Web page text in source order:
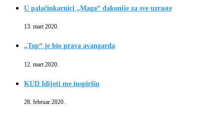
U palačinkarnici „Maga“ đakonije za sve uzraste
13. mart 2020.
„Top“ je bio prava avangarda
12. mart 2020.
KUD Idijoti me inspirišu
28. februar 2020.